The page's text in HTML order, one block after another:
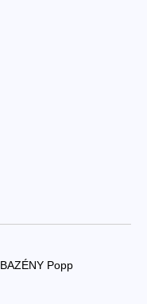
BAZÉNY Popp